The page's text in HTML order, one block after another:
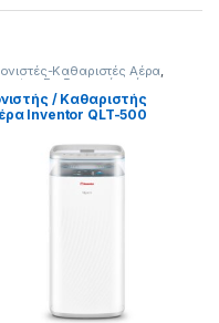
Καθαριστές Αέρα,
Επεξεργασία αέρα
/ Καθαριστής
Inventor QLT-500